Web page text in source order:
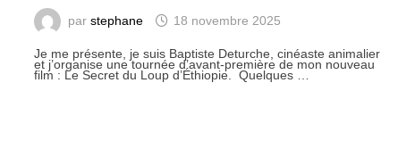
parstephane 18 novembre 2025
Je me présente, je suis Baptiste Deturche, cinéaste animalier
et j’organise une tournée d’avant-première de mon nouveau
film : Le Secret du Loup d’Éthiopie. Quelques …